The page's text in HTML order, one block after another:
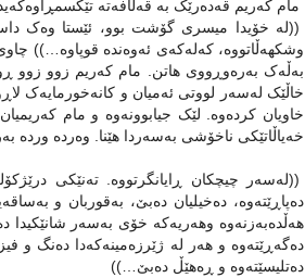
مام که‌ریم قه‌ده‌رێک به قه‌ڵافه‌ته‌
((له‌ خۆیدا میسری گۆشت بوو، ئێستا وه‌ک
وشکهه‌ڵاتووه‌، که‌له‌که‌ی ئه‌وه‌نده‌ قوپاوه‌…)) چاوی
به‌ڵه‌ک به‌ره‌وڕووی هاتن. مام که‌ریم زوو زوو
خاڵێک له‌سه‌ر لووتی ئه‌میان و کانه‌خورمایه‌ک
خاویان کرده‌وه‌. لێک جیابوونه‌وه‌ و مام
خه‌یاڵاتێکی ناخۆشی به‌سه‌ردا هێنا. وه‌رده‌ ورده‌
((له‌سه‌ر چیچکان ڕایانگرتووه‌. ته‌نێکی
ده‌پاڕێته‌وه‌‌، ده‌خیلیان ده‌بێ، به‌قوربان و
هه‌ڵده‌به‌زنه‌وه‌ وهه‌ریه‌که‌ خۆی به‌سه‌ر شانێکیدا
ده‌گه‌ڕێته‌وه‌ و هه‌ر له‌ ژێرزه‌مینه‌که‌دا ده‌نگ و
ده‌تلیسێته‌وه‌ و ڕه‌هێڵ ده‌بێ…))